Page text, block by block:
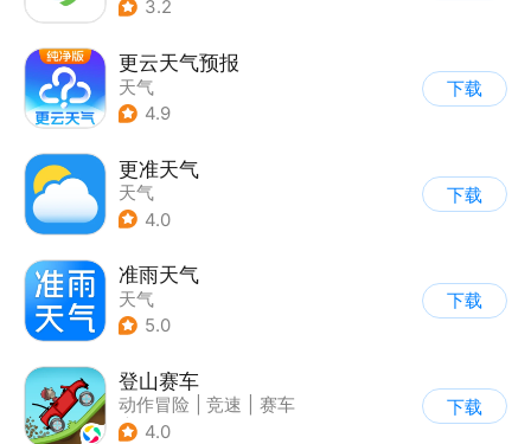
3.2
更云天气预报
天气
4.9
下载
更准天气
天气
4.0
下载
准雨天气
天气
5.0
下载
登山赛车
动作冒险 竞速
赛车
| 卡通
4.0
下载